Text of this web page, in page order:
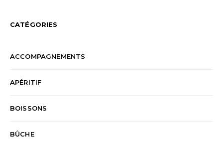
CATÉGORIES
ACCOMPAGNEMENTS
APÉRITIF
BOISSONS
BÛCHE